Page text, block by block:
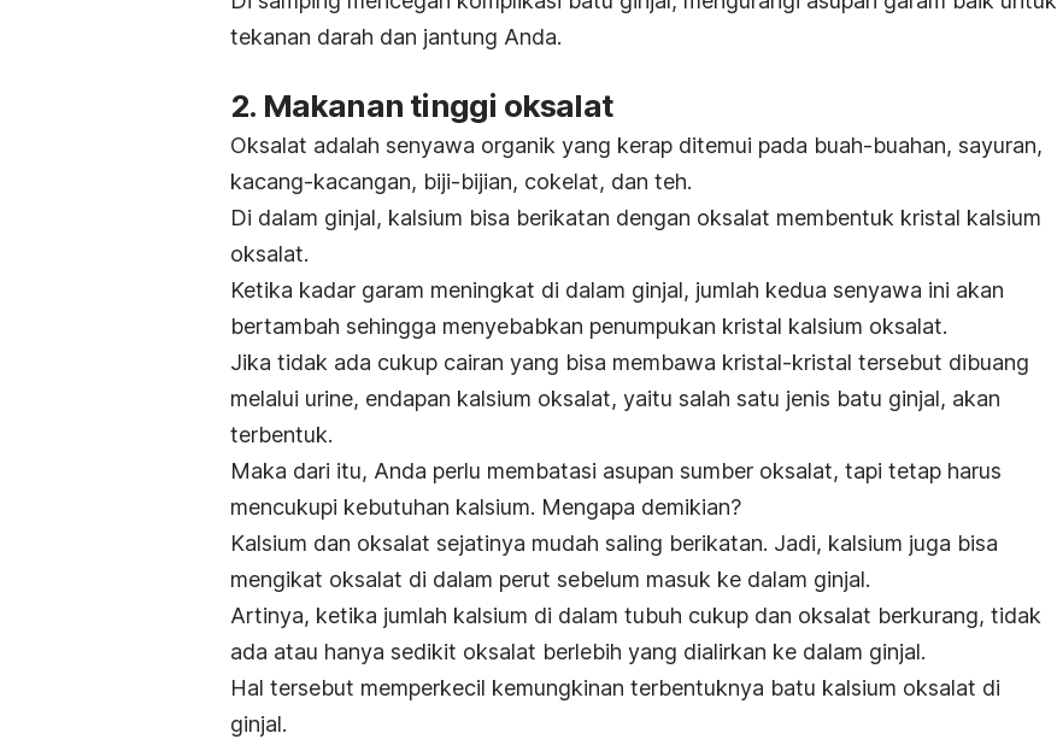
tekanan darah dan jantung Anda.
2. Makanan tinggi oksalat
Oksalat adalah senyawa organik yang kerap ditemui pada buah-buahan, sayuran,
kacang-kacangan, biji-bijian, cokelat, dan teh.
Di dalam ginjal, kalsium bisa berikatan dengan oksalat membentuk kristal kalsium
oksalat.
Ketika kadar garam meningkat di dalam ginjal, jumlah kedua senyawa ini akan
bertambah sehingga menyebabkan penumpukan kristal kalsium oksalat.
Jika tidak ada cukup cairan yang bisa membawa kristal-kristal tersebut dibuang
melalui urine, endapan kalsium oksalat, yaitu salah satu jenis batu ginjal, akan
terbentuk.
Maka dari itu, Anda perlu membatasi asupan sumber oksalat, tapi tetap harus
mencukupi kebutuhan kalsium. Mengapa demikian?
Kalsium dan oksalat sejatinya mudah saling berikatan. Jadi, kalsium juga bisa
mengikat oksalat di dalam perut sebelum masuk ke dalam ginjal.
Artinya, ketika jumlah kalsium di dalam tubuh cukup dan oksalat berkurang, tidak
ada atau hanya sedikit oksalat berlebih yang dialirkan ke dalam ginjal.
Hal tersebut memperkecil kemungkinan terbentuknya batu kalsium oksalat di
ginjal.